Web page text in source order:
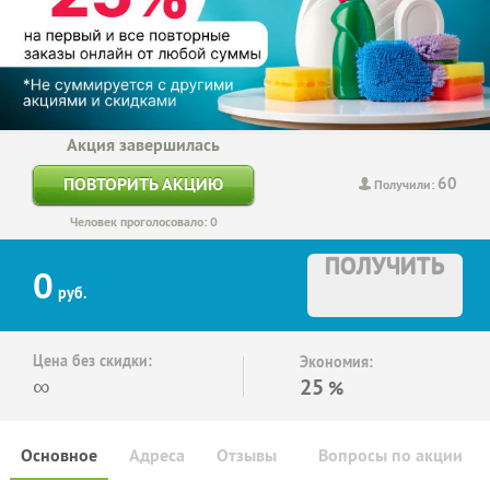
Получили: 60
Акция завершилась
ПОВТОРИТЬ АКЦИЮ
Человек проголосовало: 0
0 руб.
ПОЛУЧИТЬ
Цена без скидки:
∞
Экономия:
25 %
Основное Отзывы Вопросы по акции
Адреса